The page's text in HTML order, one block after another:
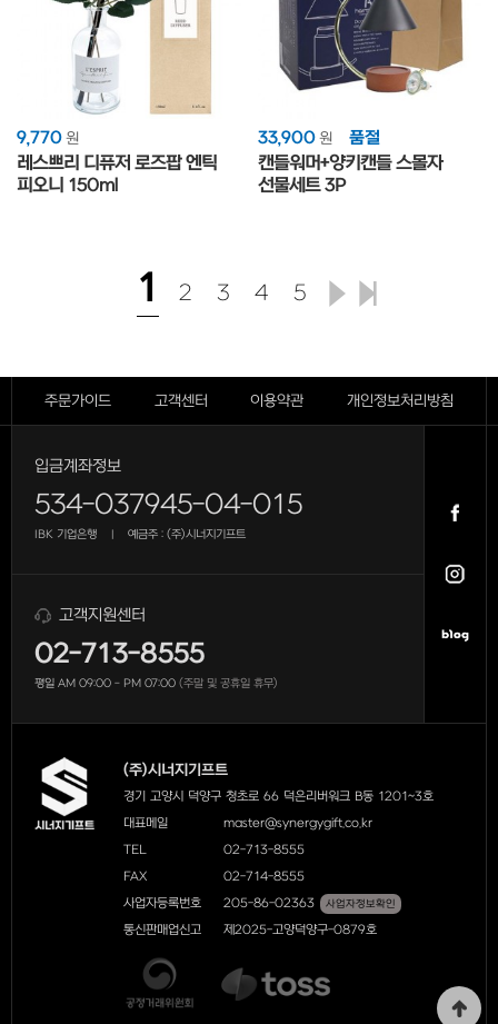
9,770 원
레스쁘리 디퓨저 로즈팝 엔틱
피오니 150ml
33,900 원
품절
캔들워머+양키캔들 스몰자
선물세트 3P
1 2 3 4 5
주문가이드 고객센터 이용약관 개인정보처리방침
입금계좌정보
534-037945-04-015
IBK 기업은행 예금주 : (주)시너지기프트
고객지원센터
02-713-8555
평일 AM 09:00 - PM 07:00 (주말 및 공휴일 휴무)
(주)시너지기프트
경기 고양시 덕양구 청초로 66 덕은리버워크 B동 1201~3호
대표메일
master@synergygift.co.kr
TEL
02-713-8555
FAX
02-714-8555
사업자등록번호
205-86-02363 사업자정보확인
통신판매업신고 제2025-고양덕양구-0879호